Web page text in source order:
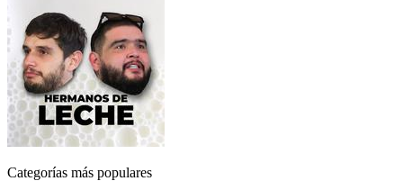
Categorías más populares